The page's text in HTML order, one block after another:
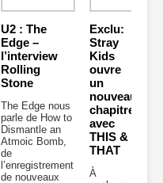
U2 : The
Edge –
l’interview
Rolling
Stone
The Edge nous
parle de How to
Dismantle an
Atmoic Bomb,
de
l’enregistrement
de nouveaux
Exclu:
Stray
Kids
ouvre
un
nouveau
chapitre
avec
THIS &
THAT
À